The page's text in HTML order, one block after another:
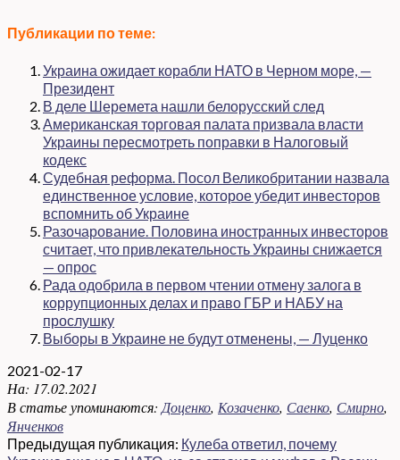
Публикации по теме:
Украина ожидает корабли НАТО в Черном море, —
Президент
В деле Шеремета нашли белорусский след
Американская торговая палата призвала власти
Украины пересмотреть поправки в Налоговый
кодекс
Судебная реформа. Посол Великобритании назвала
единственное условие, которое убедит инвесторов
вспомнить об Украине
Разочарование. Половина иностранных инвесторов
считает, что привлекательность Украины снижается
— опрос
Рада одобрила в первом чтении отмену залога в
коррупционных делах и право ГБР и НАБУ на
прослушку
Выборы в Украине не будут отменены, — Луценко
2021-02-17
На: 17.02.2021
В статье упоминаются: Доценко, Козаченко, Саенко, Смирно,
Янченков
Предыдущая публикация: Кулеба ответил, почему